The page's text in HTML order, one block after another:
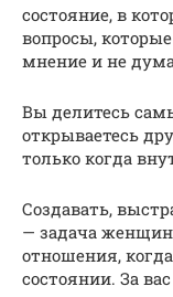
состояние, в
вопросы,
мнение и не
Вы делитесь
открываетесь
только когда
Создавать,
— задача
отношения,
состоянии. За